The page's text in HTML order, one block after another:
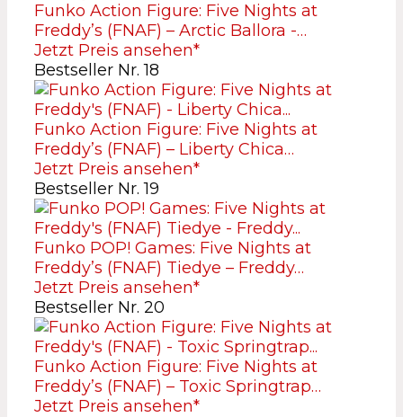
Funko Action Figure: Five Nights at
Freddy’s (FNAF) – Arctic Ballora -…
Jetzt Preis ansehen*
Bestseller Nr. 18
Funko Action Figure: Five Nights at
Freddy’s (FNAF) – Liberty Chica…
Jetzt Preis ansehen*
Bestseller Nr. 19
Funko POP! Games: Five Nights at
Freddy’s (FNAF) Tiedye – Freddy…
Jetzt Preis ansehen*
Bestseller Nr. 20
Funko Action Figure: Five Nights at
Freddy’s (FNAF) – Toxic Springtrap…
Jetzt Preis ansehen*